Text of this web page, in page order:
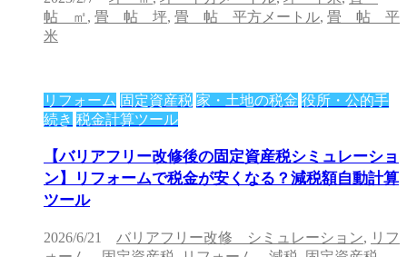
帖 ㎡, 畳 帖 坪, 畳 帖 平方メートル, 畳 帖 平
米
リフォーム 固定資産税 家・土地の税金 役所・公的手
続き 税金計算ツール
【バリアフリー改修後の固定資産税シミュレーショ
ン】リフォームで税金が安くなる？減税額自動計算
ツール
2026/6/21 バリアフリー改修 シミュレーション, リフ